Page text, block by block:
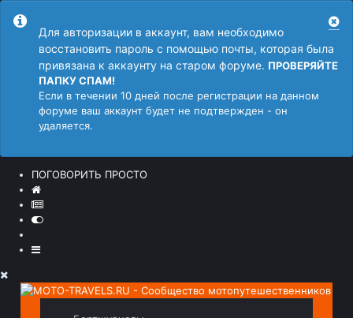
Для авторизации в аккаунт, вам необходимо
восстановить пароль с помощью почты, которая была
привязана к аккаунту на старом форуме. ПРОВЕРЯЙТЕ
ПАПКУ СПАМ!
Если в течении 10 дней после регистрации на данном
форуме ваш аккаунт будет не подтвержден - он
удаляется.
ПОГОВОРИТЬ ПРОСТО